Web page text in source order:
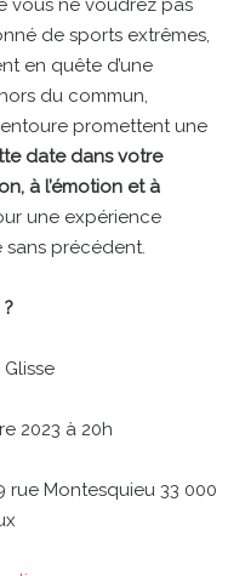
vous ne voudrez pas
de sports extrêmes,
en quête d’une
du commun,
promettent une
date dans votre
à l’émotion et à
une expérience
précédent.
2023 à 20h
rue Montesquieu 33 000